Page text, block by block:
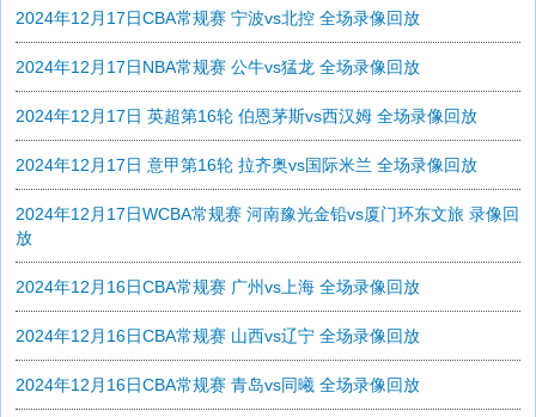
2024年12月17日CBA常规赛 宁波vs北控 全场录像回放
2024年12月17日NBA常规赛 公牛vs猛龙 全场录像回放
2024年12月17日 英超第16轮 伯恩茅斯vs西汉姆 全场录像回放
2024年12月17日 意甲第16轮 拉齐奥vs国际米兰 全场录像回放
2024年12月17日WCBA常规赛 河南豫光金铅vs厦门环东文旅 录像回
放
2024年12月16日CBA常规赛 广州vs上海 全场录像回放
2024年12月16日CBA常规赛 山西vs辽宁 全场录像回放
2024年12月16日CBA常规赛 青岛vs同曦 全场录像回放